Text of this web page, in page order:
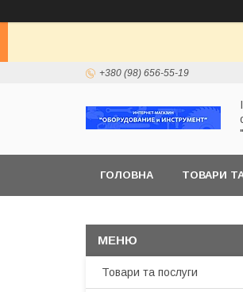
+380 (98) 656-55-19
ГОЛОВНА ТОВАРИ
Товари та послуги